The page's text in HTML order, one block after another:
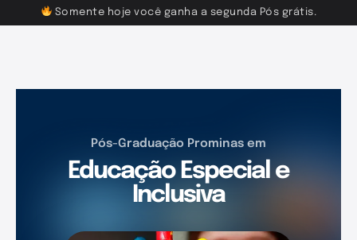
Somente hoje você ganha a segunda Pós grátis.
Pós-Graduação Prominas em
Educação Especial e
Inclusiva